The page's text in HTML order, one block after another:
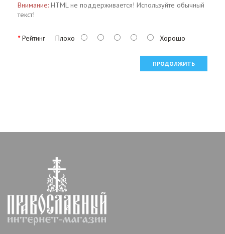
Внимание: HTML не поддерживается! Используйте обычный
текст!
Рейтинг Плохо Хорошо
ПРОДОЛЖИТЬ